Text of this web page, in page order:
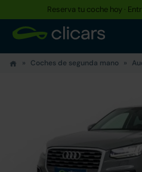
Reserva tu coche hoy ·
Coches de segunda mano